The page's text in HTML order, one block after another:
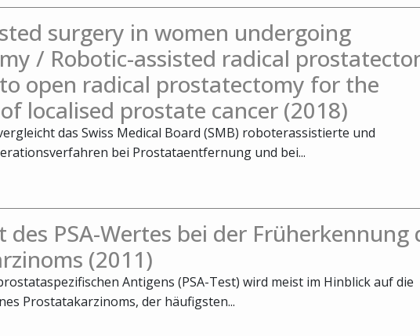
surgery in women undergoing
/ Robotic-assisted radical
open radical prostatectomy for the
localised prostate cancer (2018)
das Swiss Medical Board (SMB) roboterassistierte und
bei Prostataentfernung und bei...
des PSA-Wertes bei der Früherkennung
(2011)
Antigens (PSA-Test) wird meist im Hinblick auf die
Prostatakarzinoms, der häufigsten...